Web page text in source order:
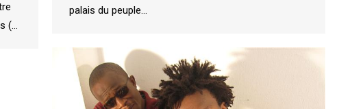
palais du peuple…
(…